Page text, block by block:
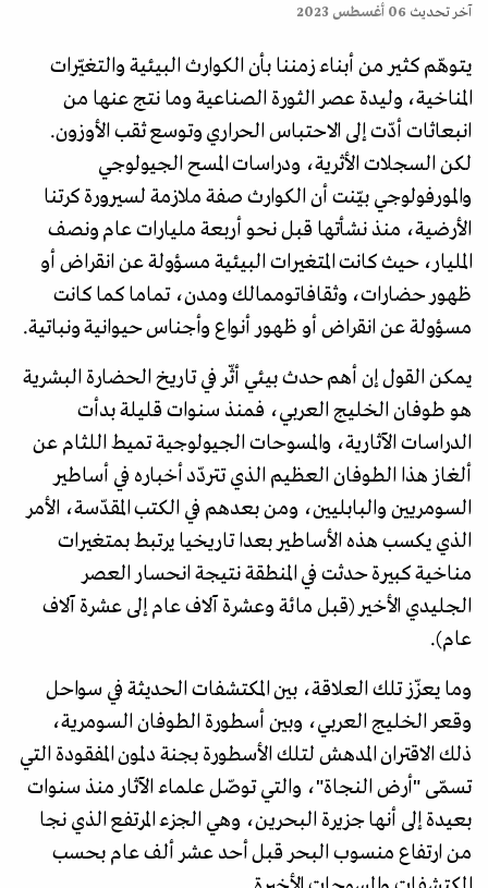
آخر تحديث 06 أغسطس 2023
يتوهّم كثير من أبناء زمننا بأن الكوارث البيئية والتغيّرات
المناخية، وليدة عصر الثورة الصناعية وما نتج عنها من
انبعاثات أدّت إلى الاحتباس الحراري وتوسع ثقب الأوزون.
لكن السجلات الأثرية، ودراسات المسح الجيولوجي
والمورفولوجي بيّنت أن الكوارث صفة ملازمة لسيرورة كرتنا
الأرضية، منذ نشأتها قبل نحو أربعة مليارات عام ونصف
المليار، حيث كانت المتغيرات البيئية مسؤولة عن انقراض أو
ظهور حضارات، وثقافاتوممالك ومدن، تماما كما كانت
مسؤولة عن انقراض أو ظهور أنواع وأجناس حيوانية ونباتية.
يمكن القول إن أهم حدث بيئي أثّر في تاريخ الحضارة البشرية
هو طوفان الخليج العربي، فمنذ سنوات قليلة بدأت
الدراسات الآثارية، والمسوحات الجيولوجية تميط اللثام عن
ألغاز هذا الطوفان العظيم الذي تتردّد أخباره في أساطير
السومريين والبابليين، ومن بعدهم في الكتب المقدّسة، الأمر
الذي يكسب هذه الأساطير بعدا تاريخيا يرتبط بمتغيرات
مناخية كبيرة حدثت في المنطقة نتيجة انحسار العصر
الجليدي الأخير (قبل مائة وعشرة آلاف عام إلى عشرة آلاف
عام).
وما يعزّز تلك العلاقة، بين المكتشفات الحديثة في سواحل
وقعر الخليج العربي، وبين أسطورة الطوفان السومرية،
ذلك الاقتران المدهش لتلك الأسطورة بجنة دلمون المفقودة التي
تسمّى "أرض النجاة"، والتي توصّل علماء الآثار منذ سنوات
بعيدة إلى أنها جزيرة البحرين، وهي الجزء المرتفع الذي نجا
من ارتفاع منسوب البحر قبل أحد عشر ألف عام بحسب